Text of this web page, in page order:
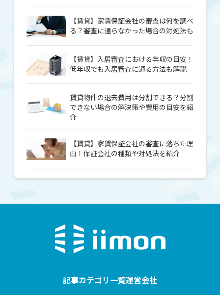
【賃貸】家賃保証会社の審査は何を調べ
る？審査に通らなかった場合の対処法も
【賃貸】入居審査における年収の目安！
低年収でも入居審査に通る方法も解説
賃貸物件の退去費用は分割できる？分割
できない場合の解決策や費用の目安を紹
介
【賃貸】家賃保証会社の審査に落ちた理
由！保証会社の種類や対処法を紹介
記事カテゴリ一覧運営会社